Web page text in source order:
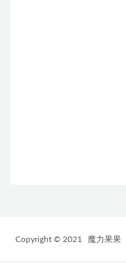
Copyright © 2021 魔力果果